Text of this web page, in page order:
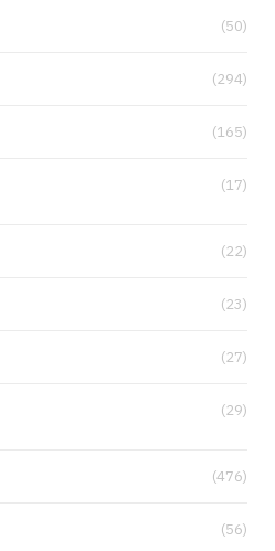
(50)
(294)
(165)
(17)
(22)
(23)
(27)
(29)
(476)
(56)